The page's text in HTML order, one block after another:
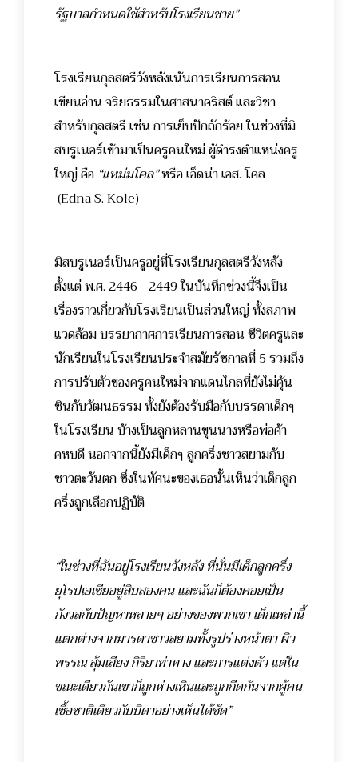
รัฐบาลกำหนดใช้สำหรับโรงเรียนชาย”
โรงเรียนกุลสตรีวังหลังเน้นการเรียนการสอน
เขียนอ่าน จริยธรรมในศาสนาคริสต์ และวิชา
สำหรับกุลสตรี เช่น การเย็บปักถักร้อย ในช่วงที่มิ
สบรูเนอร์เข้ามาเป็นครูคนใหม่ ผู้ดำรงตำแหน่งครู
ใหญ่ คือ “แหม่มโคล”หรือ เอ็ดน่า เอส. โคล
(Edna S. Kole)
มิสบรูเนอร์เป็นครูอยู่ที่โรงเรียนกุลสตรีวังหลัง
ตั้งแต่ พ.ศ. 2446 - 2449 ในบันทึกช่วงนี้จึงเป็น
เรื่องราวเกี่ยวกับโรงเรียนเป็นส่วนใหญ่ ทั้งสภาพ
แวดล้อม บรรยากาศการเรียนการสอน ชีวิตครูและ
นักเรียนในโรงเรียนประจำสมัยรัชกาลที่ 5 รวมถึง
การปรับตัวของครูคนใหม่จากแดนไกลที่ยังไม่คุ้น
ชินกับวัฒนธรรม ทั้งยังต้องรับมือกับบรรดาเด็กๆ
ในโรงเรียน บ้างเป็นลูกหลานขุนนางหรือพ่อค้า
คหบดี นอกจากนี้ยังมีเด็กๆ ลูกครึ่งชาวสยามกับ
ชาวตะวันตก ซึ่งในทัศนะของเธอนั้นเห็นว่าเด็กลูก
ครึ่งถูกเลือกปฏิบัติ
“ในช่วงที่ฉันอยู่โรงเรียนวังหลัง ที่นั่นมีเด็กลูกครึ่ง
ยุโรปเอเชียอยู่สิบสองคน และฉันก็ต้องคอยเป็น
กังวลกับปัญหาหลายๆ อย่างของพวกเขา เด็กเหล่านี้
แตกต่างจากมารดาชาวสยามทั้งรูปร่างหน้าตา ผิว
พรรณ สุ้มเสียง กิริยาท่าทาง และการแต่งตัว แต่ใน
ขณะเดียวกันเขาก็ถูกห่างเหินและถูกกีดกันจากผู้คน
เชื้อชาติเดียวกับบิดาอย่างเห็นได้ชัด”